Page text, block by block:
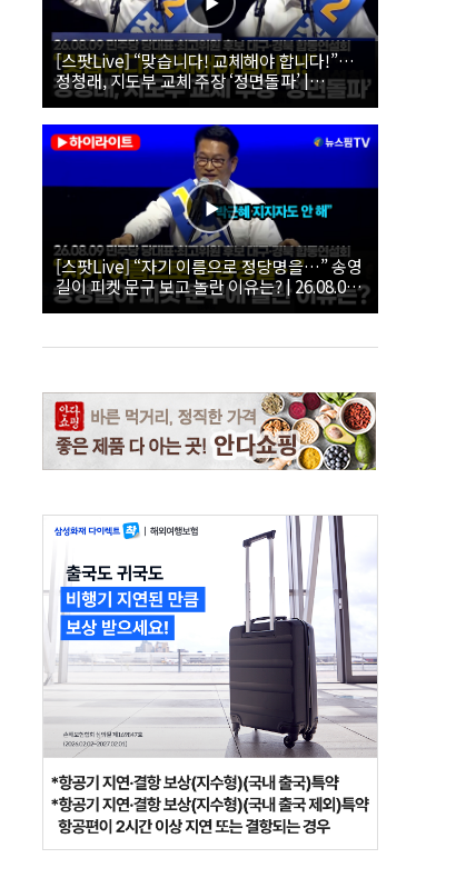
[스팟Live] “맞습니다! 교체해야 합니다!”…
정청래, 지도부 교체 주장 ‘정면돌파’ |
26.08.09 더불어민주당 당대표·최고위원 후
보 대구·경북 합동연설회
[스팟Live] “자기 이름으로 정당명을…” 송영
길이 피켓 문구 보고 놀란 이유는? | 26.08.09
더불어민주당 당대표·최고위원 후보 대구·경